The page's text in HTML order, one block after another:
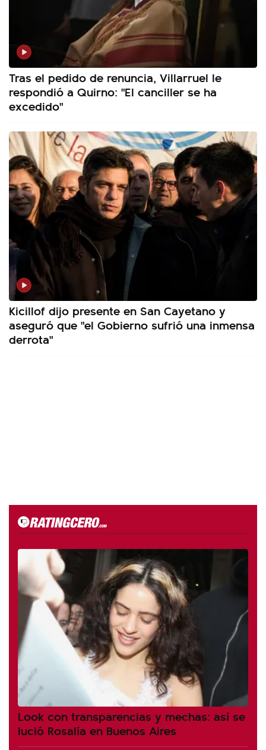
Tras el pedido de renuncia, Villarruel le
respondió a Quirno: "El canciller se ha
excedido"
Kicillof dijo presente en San Cayetano y
aseguró que "el Gobierno sufrió una inmensa
derrota"
Look con transparencias y mechas: así se
lució Rosalía en Buenos Aires